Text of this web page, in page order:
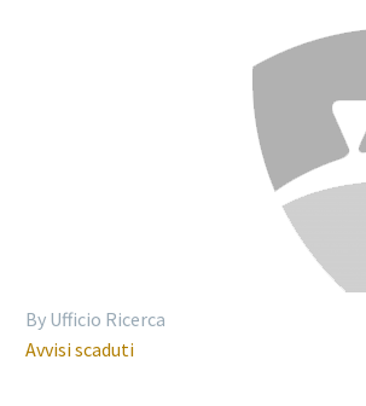
By Ufficio Ricerca
Avvisi scaduti